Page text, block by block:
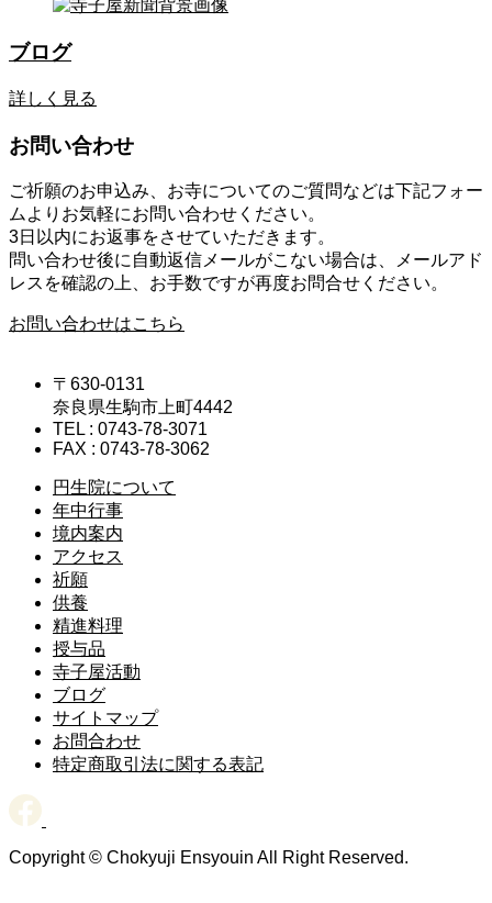
ブログ
詳しく見る
お問い合わせ
ご祈願のお申込み、お寺についてのご質問などは下記フォー
ムよりお気軽にお問い合わせください。
3日以内にお返事をさせていただきます。
問い合わせ後に自動返信メールがこない場合は、メールアド
レスを確認の上、お手数ですが再度お問合せください。
お問い合わせはこちら
〒630-0131
奈良県生駒市上町4442
TEL : 0743-78-3071
FAX : 0743-78-3062
円生院について
年中行事
境内案内
アクセス
祈願
供養
精進料理
授与品
寺子屋活動
ブログ
サイトマップ
お問合わせ
特定商取引法に関する表記
Copyright © Chokyuji Ensyouin All Right Reserved.